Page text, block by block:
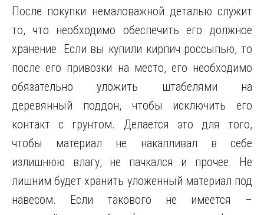
После покупки немаловажной деталью служит
то, что необходимо обеспечить его должное
хранение. Если вы купили кирпич россыпью, то
после его привозки на место, его необходимо
обязательно уложить штабелями на
деревянный поддон, чтобы исключить его
контакт с грунтом. Делается это для того,
чтобы материал не накапливал в себе
излишнюю влагу, не пачкался и прочее. Не
лишним будет хранить уложенный материал под
навесом. Если такового не имеется –